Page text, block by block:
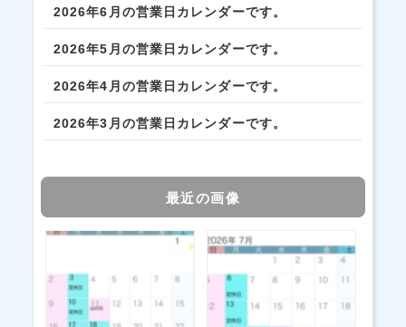
2026年6月の営業日カレンダーです。
2026年5月の営業日カレンダーです。
2026年4月の営業日カレンダーです。
2026年3月の営業日カレンダーです。
最近の画像